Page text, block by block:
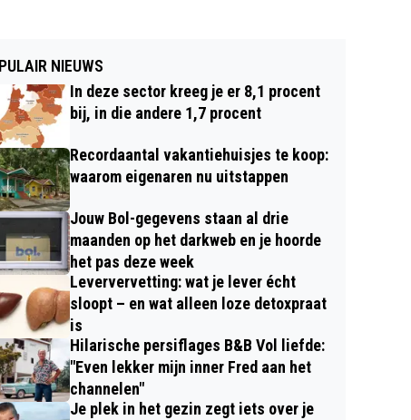
NIEUWS
In deze sector kreeg je er 8,1 procent
bij, in die andere 1,7 procent
Recordaantal vakantiehuisjes te koop:
waarom eigenaren nu uitstappen
Jouw Bol-gegevens staan al drie
maanden op het darkweb en je hoorde
het pas deze week
Leververvetting: wat je lever écht
sloopt – en wat alleen loze detoxpraat
is
Hilarische persiflages B&B Vol liefde:
"Even lekker mijn inner Fred aan het
channelen"
Je plek in het gezin zegt iets over je